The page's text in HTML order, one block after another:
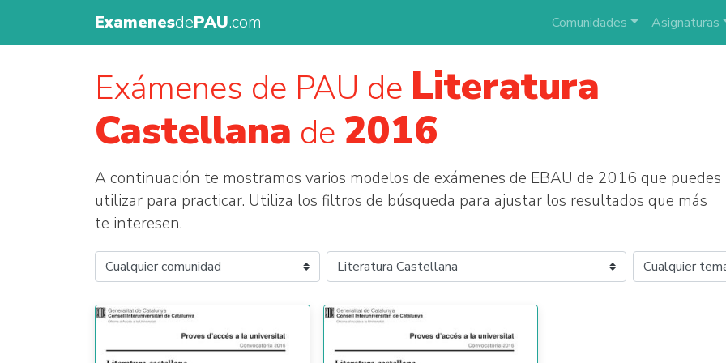
ExamenesdePAU.com Comunidades Asignaturas
Exámenes de PAU de Literatura
Castellana de 2016
A continuación te mostramos varios modelos de exámenes de EBAU de 2016 que puedes
utilizar para practicar. Utiliza los filtros de búsqueda para ajustar los resultados que más
te interesen.